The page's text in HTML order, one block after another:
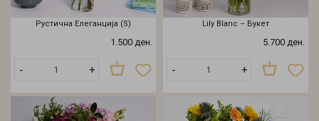
Рустична Елеганција (S)
1.500 ден.
- +
Lily Blanc – Букет
5.700 ден.
- +